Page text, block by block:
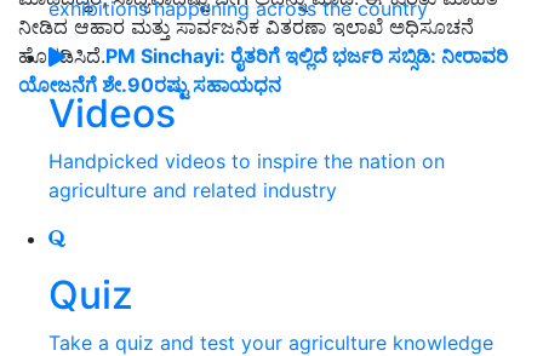
exhibitions happening across the country
Videos
Handpicked videos to inspire the nation on
agriculture and related industry
Quiz
Take a quiz and test your agriculture knowledge
ನೀಡಿದ ಆಹಾರ ಮತ್ತು ಸಾರ್ವಜನಿಕ ವಿತರಣಾ ಇಲಾಖೆ ಅಧಿಸೂಚನೆ
ಹೊರಡಿಸಿದೆ.PM Sinchayi: ರೈತರಿಗೆ ಇಲ್ಲಿದೆ ಭರ್ಜರಿ ಸಬ್ಸಿಡಿ: ನೀರಾವರಿ
ಯೋಜನೆಗೆ ಶೇ.90ರಷ್ಟು ಸಹಾಯಧನ